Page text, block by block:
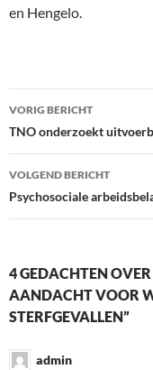
en Hengelo.
Bericht
navigatie
VORIG BERICHT
TNO onderzoekt
VOLGEND BERICHT
Psychosociale
4 GEDACHTEN
AANDACHT VOOR
STERFGEVALLEN”
admin